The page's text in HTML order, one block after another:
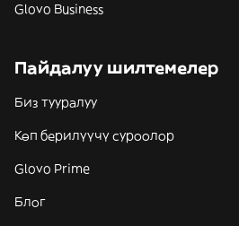
Glovo Business
Пайдалуу шилтемелер
Биз тууралуу
Көп берилүүчү суроолор
Glovo Prime
Блог